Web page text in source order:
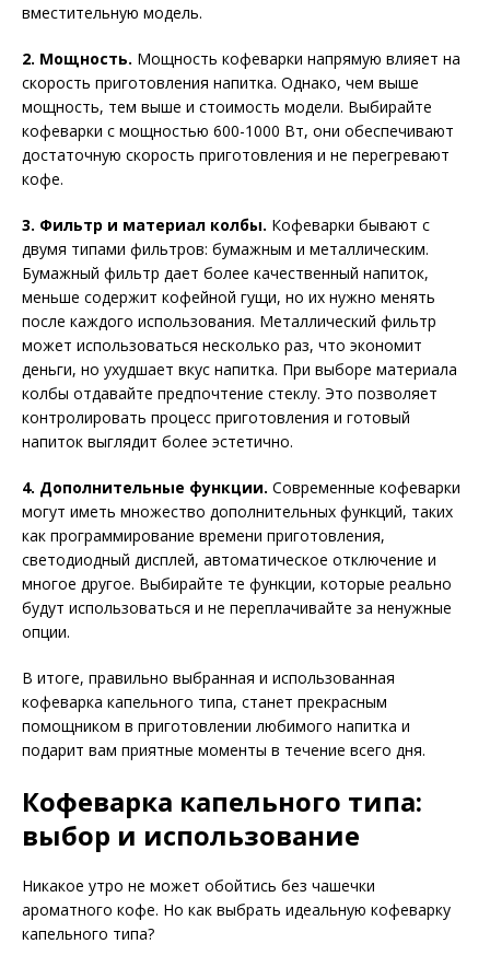
вместительную модель.
2. Мощность. Мощность кофеварки напрямую влияет на
скорость приготовления напитка. Однако, чем выше
мощность, тем выше и стоимость модели. Выбирайте
кофеварки с мощностью 600-1000 Вт, они обеспечивают
достаточную скорость приготовления и не перегревают
кофе.
3. Фильтр и материал колбы. Кофеварки бывают с
двумя типами фильтров: бумажным и металлическим.
Бумажный фильтр дает более качественный напиток,
меньше содержит кофейной гущи, но их нужно менять
после каждого использования. Металлический фильтр
может использоваться несколько раз, что экономит
деньги, но ухудшает вкус напитка. При выборе материала
колбы отдавайте предпочтение стеклу. Это позволяет
контролировать процесс приготовления и готовый
напиток выглядит более эстетично.
4. Дополнительные функции. Современные кофеварки
могут иметь множество дополнительных функций, таких
как программирование времени приготовления,
светодиодный дисплей, автоматическое отключение и
многое другое. Выбирайте те функции, которые реально
будут использоваться и не переплачивайте за ненужные
опции.
В итоге, правильно выбранная и использованная
кофеварка капельного типа, станет прекрасным
помощником в приготовлении любимого напитка и
подарит вам приятные моменты в течение всего дня.
Кофеварка капельного типа:
выбор и использование
Никакое утро не может обойтись без чашечки
ароматного кофе. Но как выбрать идеальную кофеварку
капельного типа?